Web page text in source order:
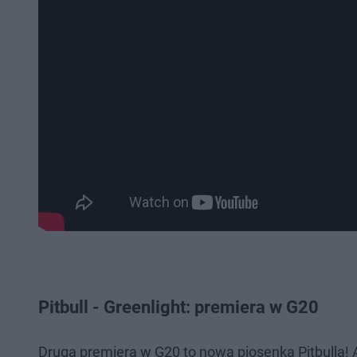
Pitbull - Greenlight: premiera w G20
Druga premiera w G20 to nowa piosenka